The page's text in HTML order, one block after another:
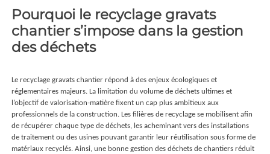
Pourquoi le recyclage gravats
chantier s’impose dans la gestion
des déchets
Le recyclage gravats chantier répond à des enjeux écologiques et
réglementaires majeurs. La limitation du volume de déchets ultimes et
l’objectif de valorisation-matière fixent un cap plus ambitieux aux
professionnels de la construction. Les filières de recyclage se mobilisent afin
de récupérer chaque type de déchets, les acheminant vers des installations
de traitement ou des usines pouvant garantir leur réutilisation sous forme de
matériaux recyclés. Ainsi, une bonne gestion des déchets de chantiers réduit